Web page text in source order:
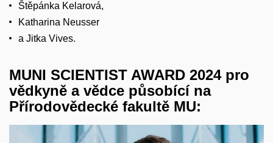
Štěpánka Kelarová,
Katharina Neusser
a Jitka Vives.
MUNI SCIENTIST AWARD 2024 pro
vědkyně a vědce působící na
Přírodovědecké fakultě MU: